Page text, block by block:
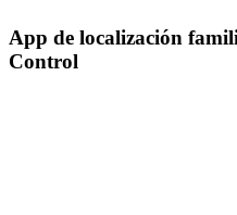
App de localización
Control